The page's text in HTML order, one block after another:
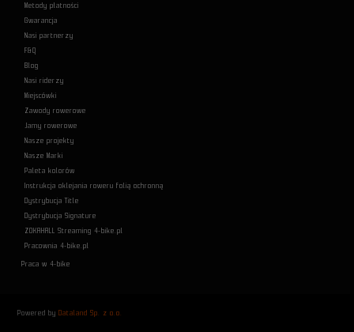
Metody płatności
Gwarancja
Nasi partnerzy
F&Q
Blog
Nasi riderzy
Miejscówki
Zawody rowerowe
Jamy rowerowe
Nasze projekty
Nasze Marki
Paleta kolorów
Instrukcja oklejania roweru folią ochronną
Dystrybucja Title
Dystrybucja Signature
ZOKAHALL Streaming 4-bike.pl
Pracownia 4-bike.pl
Praca w 4-bike
Powered by Dataland Sp. z o.o.